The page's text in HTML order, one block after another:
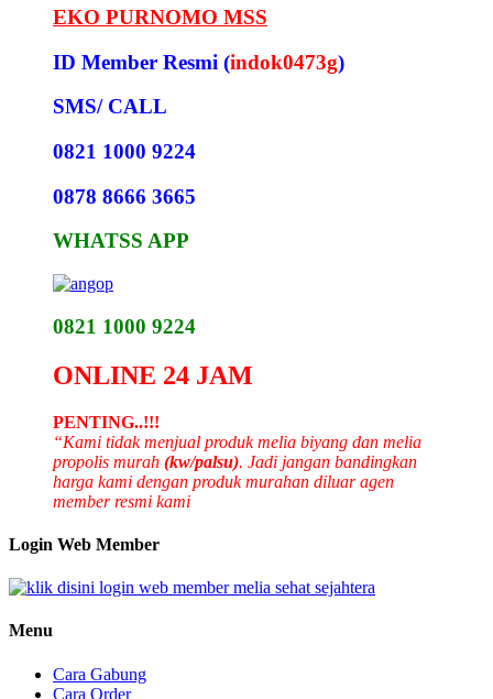
EKO PURNOMO MSS
ID Member Resmi (indok0473g)
SMS/ CALL
0821 1000 9224
0878 8666 3665
WHATSS APP
0821 1000 9224
ONLINE 24 JAM
PENTING..!!!
“Kami tidak menjual produk melia biyang dan melia
propolis murah (kw/palsu). Jadi jangan bandingkan
harga kami dengan produk murahan diluar agen
member resmi kami
Login Web Member
Menu
Cara Gabung
Cara Order